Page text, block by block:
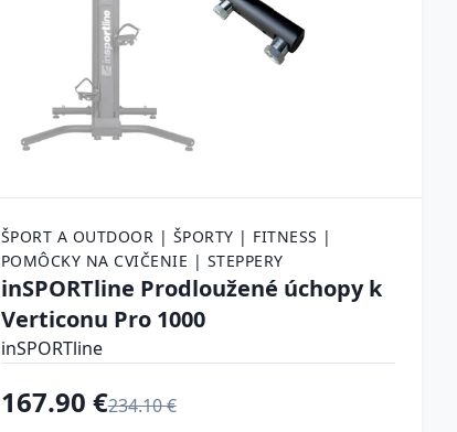
ŠPORT A OUTDOOR | ŠPORTY | FITNESS |
POMÔCKY NA CVIČENIE | STEPPERY
inSPORTline Prodloužené úchopy k
Verticonu Pro 1000
inSPORTline
167.90 €234.10 €